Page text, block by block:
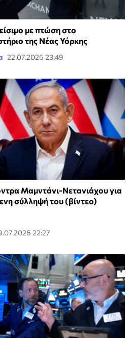
με πτώση στο
της Νέας Υόρκης
22.07.2026 23:49
Μαμντάνι-Νετανιάχου για
σύλληψή του (βίντεο)
22:27